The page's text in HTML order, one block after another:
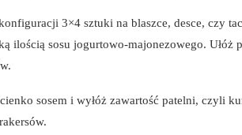
3×4 sztuki na blaszce, desce, czy
ilością sosu jogurtowo-majonezowego.
sosem i wyłóż zawartość patelni, czyli